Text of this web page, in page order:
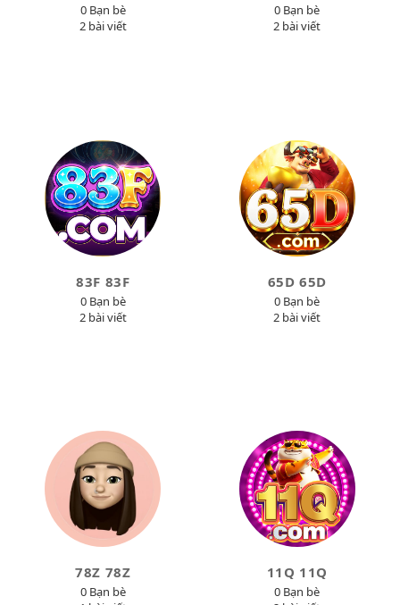
0 Bạn bè
2 bài viết
0 Bạn bè
2 bài viết
83F 83F
0 Bạn bè
2 bài viết
65D 65D
0 Bạn bè
2 bài viết
78Z 78Z
0 Bạn bè
11Q 11Q
0 Bạn bè